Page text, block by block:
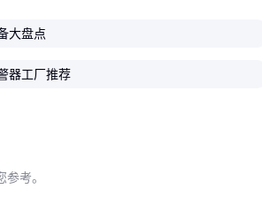
箱的密封条老化情况
，约40%与配套设备安装不当有关。例
大盘点
器工厂推荐
考。